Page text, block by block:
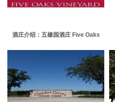
酒庄介绍：五橡园酒庄 Five Oaks